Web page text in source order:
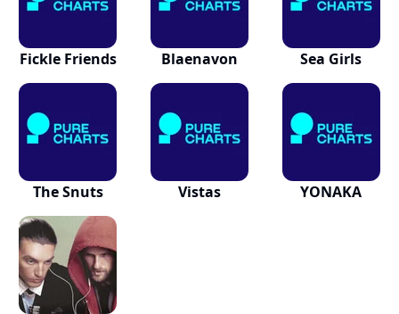
Fickle Friends Blaenavon Sea Girls
The Snuts Vistas YONAKA